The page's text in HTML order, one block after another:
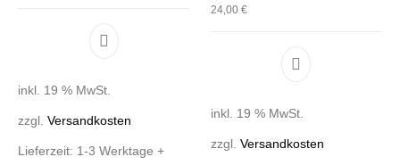
inkl. 19 % MwSt.
zzgl.Versandkosten
Lieferzeit: 1-3 Werktage +
24,00 €
inkl. 19 % MwSt.
zzgl. Versandkosten